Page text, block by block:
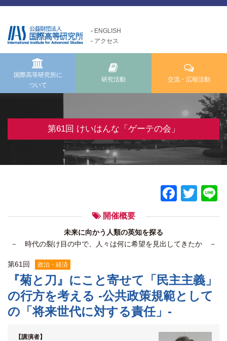
ENGLISH
アクセス
国際高等研究所に
ついて
研究活動 交流・広報活動
About us
国際高等研究所についてTOP
基本理念・ミッション
設立経緯・歩み
組織・運営について
Research Activities
研究活動TOP
公募研究・その他の研究
Exchange and Public
Relations Activities
けいはんな「meta鼎談」
けいはんな「市民懇談」
IIAS塾ジュニアセミナー
関係機関との連携
第61回 けいはんな「ゲーテの会」
開催概要
未来に向かう人類の英知を探る
－ 時代の裂け目の中で、人々は何に希望を見出してきたか －
第61 回 政治・経済
『菊と刀』にこと寄せて「民主主義」
の行方を考える -公共政策規範として
の「将来世代に対する責任」-
【講演者】